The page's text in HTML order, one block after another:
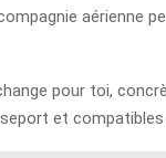
aérienne
pour toi,
et compatibles